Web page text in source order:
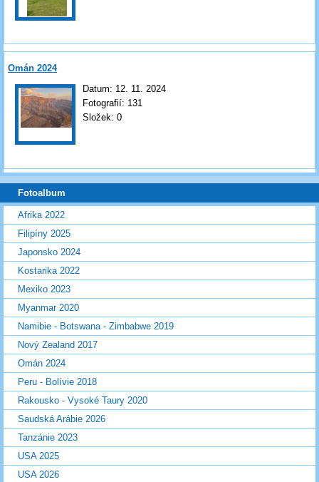
Omán 2024
Datum: 12. 11. 2024
Fotografií: 131
Složek: 0
Fotoalbum
Afrika 2022
Filipíny 2025
Japonsko 2024
Kostarika 2022
Mexiko 2023
Myanmar 2020
Namibie - Botswana - Zimbabwe 2019
Nový Zealand 2017
Omán 2024
Peru - Bolívie 2018
Rakousko - Vysoké Taury 2020
Saudská Arábie 2026
Tanzánie 2023
USA 2025
USA 2026